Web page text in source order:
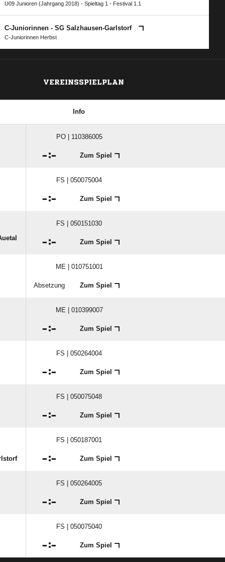
U09 Junioren (Jahrgang 2018) - Spieltag 1 - Festival 1.1
C-Juniorinnen - SG Salzhausen-Garlstorf
C-Juniorinnen Herbst
VEREINSSPIELPLAN
Info
PO | 110386005
: Zum Spiel
FS | 050075004
: Zum Spiel
FS | 050151030
: Zum Spiel
ME | 010751001
Absetzung Zum Spiel
ME | 010399007
: Zum Spiel
FS | 050264004
: Zum Spiel
FS | 050075048
: Zum Spiel
FS | 050187001
: Zum Spiel
FS | 050264005
: Zum Spiel
FS | 050075040
: Zum Spiel